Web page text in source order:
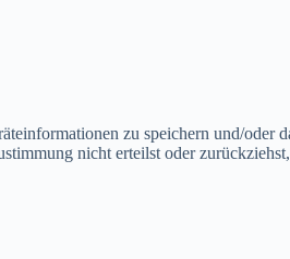
zu speichern und/oder
nicht erteilst oder